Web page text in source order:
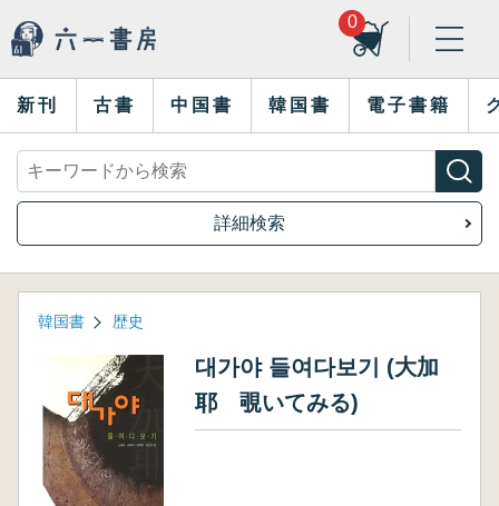
0
新刊 古書 中国書 韓国書 電子書籍
詳細検索
韓国書 歴史
대가야 들여다보기 (大加
耶 覗いてみる)